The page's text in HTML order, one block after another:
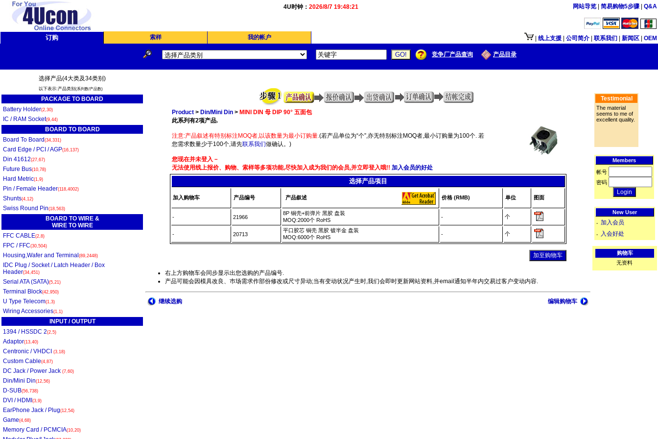
4U时钟： 2026/8/7 19:48:21 网站导览 简易购物5步骤 Q&A
订购 索样 我的帐户 线上支援 公司简介 联系我们 新闻区 OEM
竞争厂产品查询 产品目录
选择产品(4大类及34类别)
以下表示:产品类别 (系列数/产品数)
PACKAGE TO BOARD
Battery Holder(2,30)
IC / RAM Socket(9,44)
BOARD TO BOARD
Board To Board (34,331)
Card Edge / PCI / AGP(16,137)
Din 41612(27,67)
Future Bus(10,78)
Hard Metric(1,9)
Pin / Female Header(118,4002)
Shunts(4,12)
Swiss Round Pin(18,563)
BOARD TO WIRE &
WIRE TO WIRE
FFC CABLE(2,8)
FPC / FFC(30,504)
Housing,Wafer and Terminal (89,2448)
IDC Plug / Socket / Latch Header / Box
Header(34,451)
Serial ATA (SATA)(5,21)
Terminal Block(42,950)
U Type Telecom(1,3)
Wiring Accessories(1,1)
INPUT / OUTPUT
1394 / HSSDC 2(2,5)
Adaptor(13,40)
Centronic / VHDCI (3,18)
Custom Cable(4,87)
DC Jack / Power Jack (7,60)
Din/Mini Din(12,56)
D-SUB(56,738)
DVI / HDMI (3,9)
EarPhone Jack / Plug(12,54)
Game(4,68)
Memory Card / PCMCIA(10,20)
Product> Din/Mini Din> MINI DIN 母 DIP 90° 五面包
此系列有2项产品.
注意:产品叙述有特别标注MOQ者,以该数量为最小订购量.(若产品单位为“个”,亦无特别标注MOQ者,最小订购量为100个. 若
您需求数量少于100个,请先联系我们做确认。)
您现在并未登入－
无法使用线上报价、购物、索样等多项功能,尽快加入成为我们的会员,并立即登入哦!! 加入会员的好处
选择产品项目
加入购物车 产品编号 产品叙述 价格 (RMB) 单位 图面
- 21966
8P 铜壳+前弹片 黑胶 盘装
MOQ:2000个 RoHS
- 个
- 20713
平口胶芯 铜壳 黑胶 镀半金 盘装
MOQ:6000个 RoHS
- 个
右上方购物车会同步显示出您选购的产品编号.
产品可能会因模具改良、巿场需求作部份修改或尺寸异动;当有变动状况产生时,我们会即时更新网站资料,并email通知半年内交易过客户变动内容.
继续选购 编辑购物车
Testimonial
The material
seems to me of
excellent quality.
Members
帐号
密码
New User
‧ 加入会员
‧ 入会好处
购物车
无资料